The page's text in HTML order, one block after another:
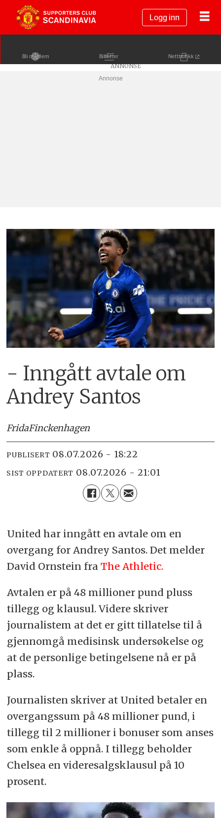
Logg inn
Bli medlem Billetter Nettbutikk
Annonse
- Inngått avtale om
Andrey Santos
FridaFinckenhagen
PUBLISERT 08.07.2026 - 18:22
SIST OPPDATERT 08.07.2026 - 21:01
United har inngått en avtale om en
overgang for Andrey Santos. Det melder
David Ornstein fra The Athletic.
Avtalen er på 48 millioner pund pluss
tillegg og klausul. Videre skriver
journalistem at det er gitt tillatelse til å
gjennomgå medisinsk undersøkelse og
at de personlige betingelsene nå er på
plass.
Journalisten skriver at United betaler en
overgangssum på 48 millioner pund, i
tillegg til 2 millioner i bonuser som anses
som enkle å oppnå. I tillegg beholder
Chelsea en videresalgsklausul på 10
prosent.